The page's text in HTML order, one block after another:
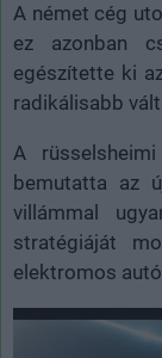
A német cég
ez azonban
egészítette ki
radikálisabb
A
bemutatta az
villámmal
stratégiáját
elektromos